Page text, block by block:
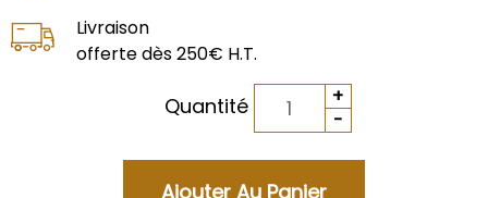
Livraison
offerte dès 250€ H.T.
Quantité